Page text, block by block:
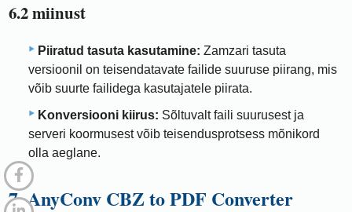
6.2 miinust
Piiratud tasuta kasutamine: Zamzari tasuta
versioonil on teisendatavate failide suuruse piirang, mis
võib suurte failidega kasutajatele piirata.
Konversiooni kiirus: Sõltuvalt faili suurusest ja
serveri koormusest võib teisendusprotsess mõnikord
olla aeglane.
7. AnyConv CBZ to PDF Converter